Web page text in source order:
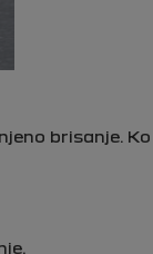
brisanje. Ko